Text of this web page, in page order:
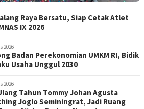
Raya Bersatu, Siap Cetak Atlet
IX 2026
2026
Badan Perekonomian UMKM RI, Bidik
Usaha Unggul 2030
2026
Tahun Tommy Johan Agusta
Joglo Seminingrat, Jadi Ruang